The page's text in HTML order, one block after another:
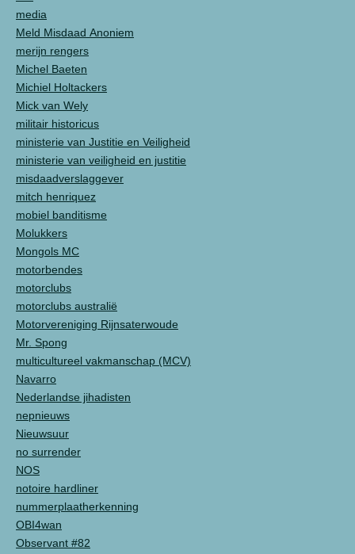
media
Meld Misdaad Anoniem
merijn rengers
Michel Baeten
Michiel Holtackers
Mick van Wely
militair historicus
ministerie van Justitie en Veiligheid
ministerie van veiligheid en justitie
misdaadverslaggever
mitch henriquez
mobiel banditisme
Molukkers
Mongols MC
motorbendes
motorclubs
motorclubs australië
Motorvereniging Rijnsaterwoude
Mr. Spong
multicultureel vakmanschap (MCV)
Navarro
Nederlandse jihadisten
nepnieuws
Nieuwsuur
no surrender
NOS
notoire hardliner
nummerplaatherkenning
OBI4wan
Observant #82